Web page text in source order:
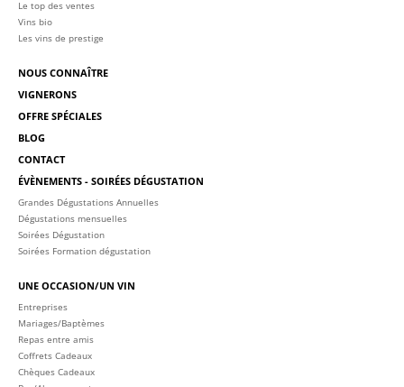
Le top des ventes
Vins bio
Les vins de prestige
NOUS CONNAÎTRE
VIGNERONS
OFFRE SPÉCIALES
BLOG
CONTACT
ÉVÈNEMENTS - SOIRÉES DÉGUSTATION
Grandes Dégustations Annuelles
Dégustations mensuelles
Soirées Dégustation
Soirées Formation dégustation
UNE OCCASION/UN VIN
Entreprises
Mariages/Baptèmes
Repas entre amis
Coffrets Cadeaux
Chèques Cadeaux